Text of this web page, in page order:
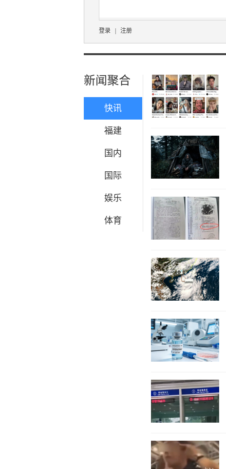
登录 注册
新闻聚合
快讯
福建
国内
国际
娱乐
体育